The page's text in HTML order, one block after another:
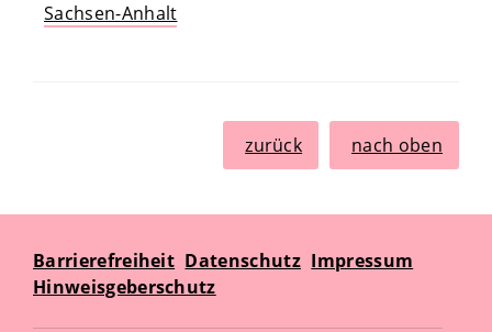
Sachsen-Anhalt
zurück nach oben
Barrierefreiheit Datenschutz Impressum
Hinweisgeberschutz